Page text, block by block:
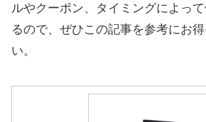
ルやクーポン、タイミングによっ
るので、ぜひこの記事を参考にお
い。